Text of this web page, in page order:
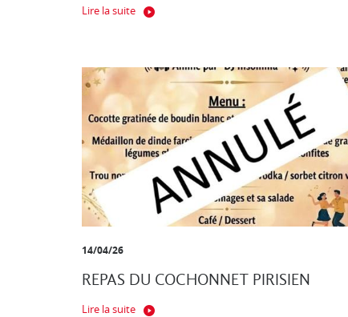
Lire la suite
14/04/26
REPAS DU COCHONNET PIRISIEN
Lire la suite